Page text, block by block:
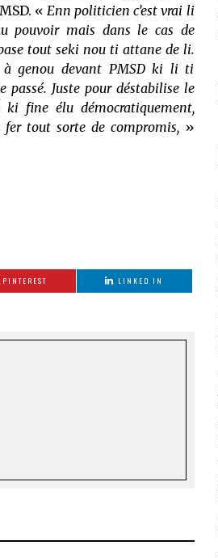
« Enn politicien c’est vrai li
pouvoir mais dans le cas de
tout seki nou ti attane de li.
genou devant PMSD ki li ti
passé. Juste pour déstabilise le
ki fine élu démocratiquement,
fer tout sorte de compromis,»
PINTEREST LINKED IN